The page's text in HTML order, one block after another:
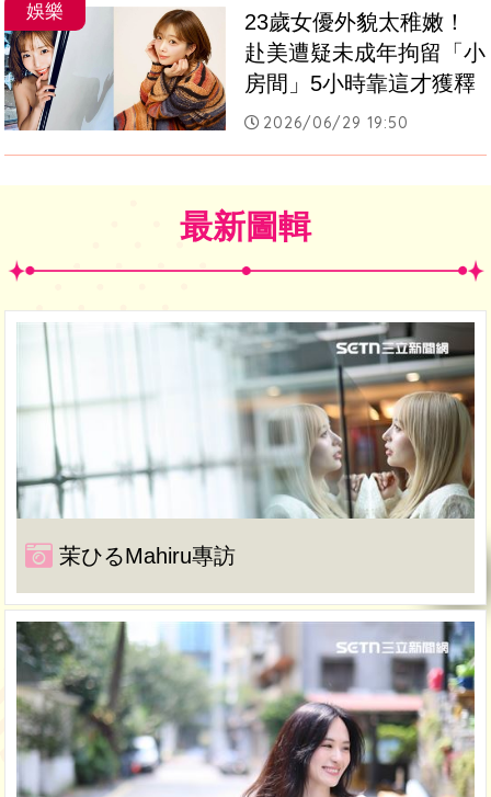
娛樂
23歲女優外貌太稚嫩！
赴美遭疑未成年拘留「小
房間」5小時靠這才獲釋
2026/06/29 19:50
最新圖輯
茉ひるMahiru專訪